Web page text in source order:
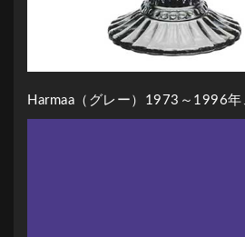
Harmaa（グレー）1973～1996